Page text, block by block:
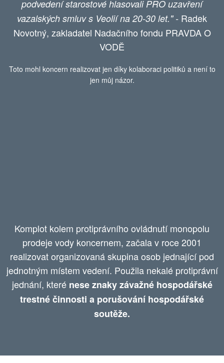
podvedení starostové hlasovali PRO uzavření
vazalských smluv s Veolií na 20-30 let." - Radek
Novotný, zakladatel Nadačního fondu PRAVDA O
VODĚ
Toto mohl koncern realizovat jen díky kolaboraci politiků a není to
jen můj názor.
Komplot kolem protiprávního ovládnutí monopolu
prodeje vody koncernem, začala v roce 2001
realizovat organizovaná skupina osob jednající pod
jednotným místem vedení. Použila nekalé protiprávní
jednání, které nese znaky závažné hospodářské
trestné činnosti a porušování hospodářské
soutěže.